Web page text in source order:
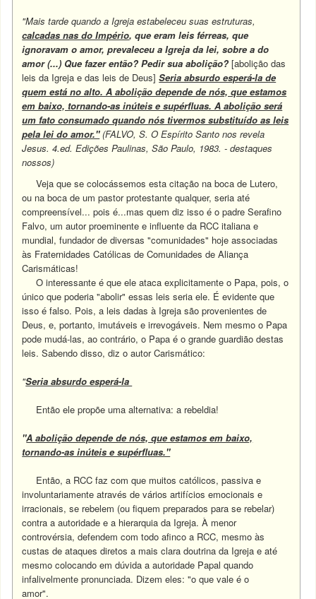
"Mais tarde quando a Igreja estabeleceu suas estruturas,
calcadas nas do Império, que eram leis férreas, que
ignoravam o amor, prevaleceu a Igreja da lei, sobre a do
amor (...) Que fazer então? Pedir sua abolição?[abolição das
leis da Igreja e das leis de Deus]Seria absurdo esperá-la de
quem está no alto. A abolição depende de nós, que estamos
em baixo, tornando-as inúteis e supérfluas. A abolição será
um fato consumado quando nós tivermos substituído as leis
pela lei do amor."(FALVO, S. O Espírito Santo nos revela
Jesus. 4.ed. Edições Paulinas, São Paulo, 1983. - destaques
nossos)
Veja que se colocássemos esta citação na boca de Lutero,
ou na boca de um pastor protestante qualquer, seria até
compreensível... pois é...mas quem diz isso é o padre Serafino
Falvo, um autor proeminente e influente da RCC italiana e
mundial, fundador de diversas "comunidades" hoje associadas
às Fraternidades Católicas de Comunidades de Aliança
Carismáticas!
O interessante é que ele ataca explicitamente o Papa, pois, o
único que poderia "abolir" essas leis seria ele. É evidente que
isso é falso. Pois, a leis dadas à Igreja são provenientes de
Deus, e, portanto, imutáveis e irrevogáveis. Nem mesmo o Papa
pode mudá-las, ao contrário, o Papa é o grande guardião destas
leis. Sabendo disso, diz o autor Carismático:
"Seria absurdo esperá-la
Então ele propõe uma alternativa: a rebeldia!
"A abolição depende de nós, que estamos em baixo,
tornando-as inúteis e supérfluas."
Então, a RCC faz com que muitos católicos, passiva e
involuntariamente através de vários artifícios emocionais e
irracionais, se rebelem (ou fiquem preparados para se rebelar)
contra a autoridade e a hierarquia da Igreja. À menor
controvérsia, defendem com todo afinco a RCC, mesmo às
custas de ataques diretos a mais clara doutrina da Igreja e até
mesmo colocando em dúvida a autoridade Papal quando
infalivelmente pronunciada. Dizem eles: "o que vale é o
amor".